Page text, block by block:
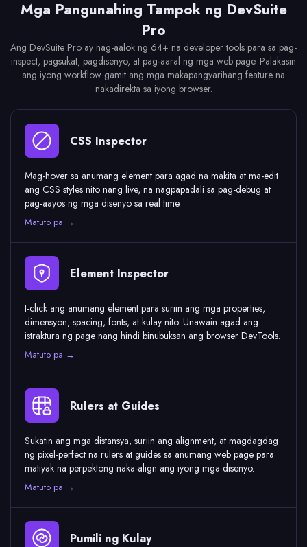
Mga Pangunahing Tampok ng DevSuite
Pro
Ang DevSuite Pro ay nag-aalok ng 64+ na developer tools para sa pag-
inspect, pagsukat, pagdisenyo, at pag-aaral ng mga web page. Palakasin
ang iyong workflow gamit ang mga makapangyarihang feature na
nakadirekta sa iyong browser.
CSS Inspector
Mag-hover sa anumang element para agad na makita at ma-edit
ang CSS styles nito nang live, na nagpapadali sa pag-debug at
pag-aayos ng mga disenyo sa real time.
Matuto pa →
Element Inspector
I-click ang anumang element para suriin ang mga properties,
dimensyon, spacing, fonts, at kulay nito. Unawain agad ang
istraktura ng page nang hindi binubuksan ang browser DevTools.
Matuto pa →
Rulers at Guides
Sukatin ang mga distansya, suriin ang alignment, at magdagdag
ng pixel-perfect na rulers at guides sa anumang web page para
matiyak na perpektong naka-align ang iyong mga disenyo.
Matuto pa →
Pumili ng Kulay